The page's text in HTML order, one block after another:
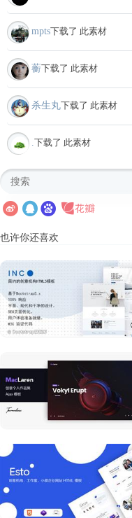
mpts下载了 此素材
蘅下载了 此素材
杀生丸下载了 此素材
下载了 此素材
也许你还喜欢